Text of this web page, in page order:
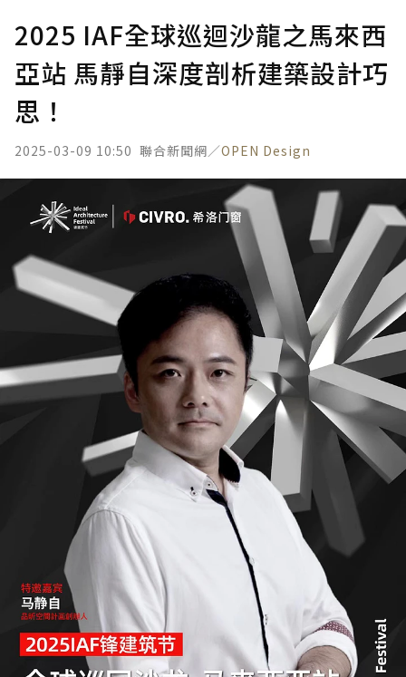
2025 IAF全球巡迴沙龍之馬來西
亞站 馬靜自深度剖析建築設計巧
思！
2025-03-09 10:50 聯合新聞網／OPEN Design